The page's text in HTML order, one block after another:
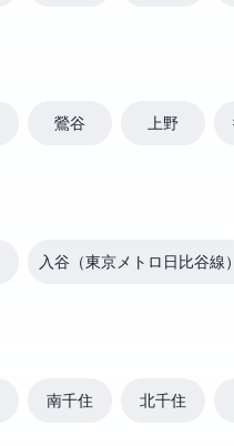
鶯谷 上野
入谷（東京メトロ日比谷線
南千住 北千住